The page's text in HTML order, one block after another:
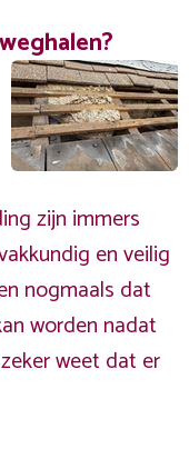
zijn immers
en veilig
nogmaals dat
worden nadat
weet dat er